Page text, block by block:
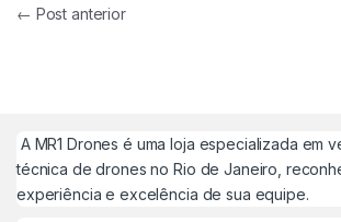
Navegação de Post
← Post anterior
A MR1 Drones é uma loja especializada em
técnica de drones no Rio de Janeiro,
experiência e excelência de sua equipe.